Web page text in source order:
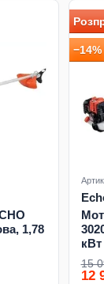
1,78
−14%
кВт
15
12